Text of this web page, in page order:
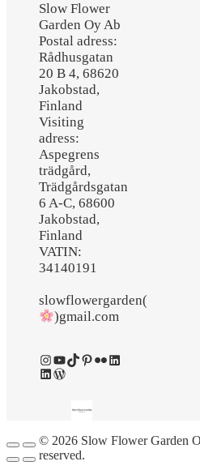
Slow Flower
Garden Oy Ab
Postal adress:
Rådhusgatan
20 B 4, 68620
Jakobstad,
Finland
Visiting
adress:
Aspegrens
trädgård,
Trädgårdsgatan
6 A-C, 68600
Jakobstad,
Finland
VATIN:
34140191
slowflowergarden(
)gmail.com
Instagram
YouTube
TikTok
Pinterest
FlickrLinkedIn
LinkedIn
WordPress
© 2026 Slow Flower Garden
reserved.